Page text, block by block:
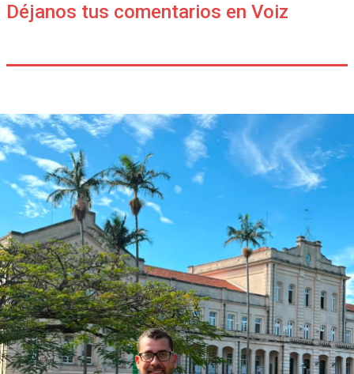
Déjanos tus comentarios en Voiz